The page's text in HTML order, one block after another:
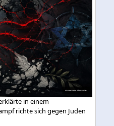
in einem
richte sich gegen Juden